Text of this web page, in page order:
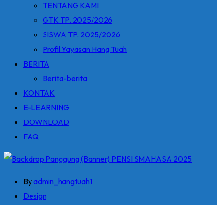
TENTANG KAMI
GTK TP. 2025/2026
SISWA TP. 2025/2026
Profil Yayasan Hang Tuah
BERITA
Berita-berita
KONTAK
E-LEARNING
DOWNLOAD
FAQ
Byadmin_hangtuah1
Design